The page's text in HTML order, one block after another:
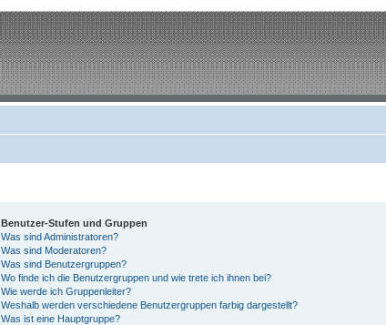
Benutzer-Stufen und Gruppen
Was sind Administratoren?
Was sind Moderatoren?
Was sind Benutzergruppen?
Wo finde ich die Benutzergruppen und wie trete ich ihnen bei?
Wie werde ich Gruppenleiter?
Weshalb werden verschiedene Benutzergruppen farbig dargestellt?
Was ist eine Hauptgruppe?